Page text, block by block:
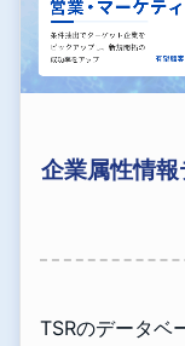
企業属性情
TSRのデータベ